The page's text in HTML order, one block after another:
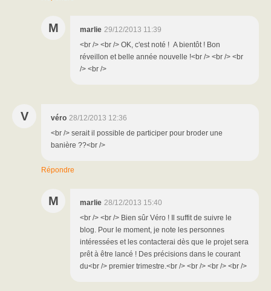
M marlie 29/12/2013 11:39
<br /> <br /> OK, c'est noté ! A bientôt ! Bon
réveillon et belle année nouvelle !<br /> <br /> <br
/> <br />
V véro 28/12/2013 12:36
<br /> serait il possible de participer pour broder une
banière ??<br />
Répondre
M marlie 28/12/2013 15:40
<br /> <br /> Bien sûr Véro ! Il suffit de suivre le
blog. Pour le moment, je note les personnes
intéressées et les contacterai dès que le projet sera
prêt à être lancé ! Des précisions dans le courant
du<br /> premier trimestre.<br /> <br /> <br /> <br />